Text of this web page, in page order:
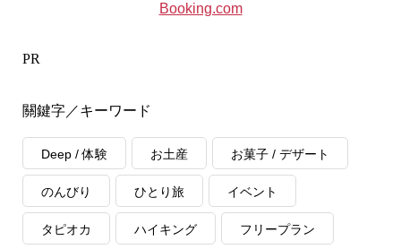
Booking.com
PR
關鍵字／キーワード
Deep / 体験 お土産 お菓子 / デザート
のんびり ひとり旅 イベント
タピオカ ハイキング フリープラン